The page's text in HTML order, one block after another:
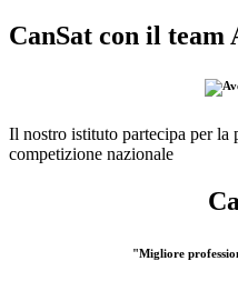
CanSat con il team
Il nostro istituto partecipa per la
competizione nazionale
"Migliore